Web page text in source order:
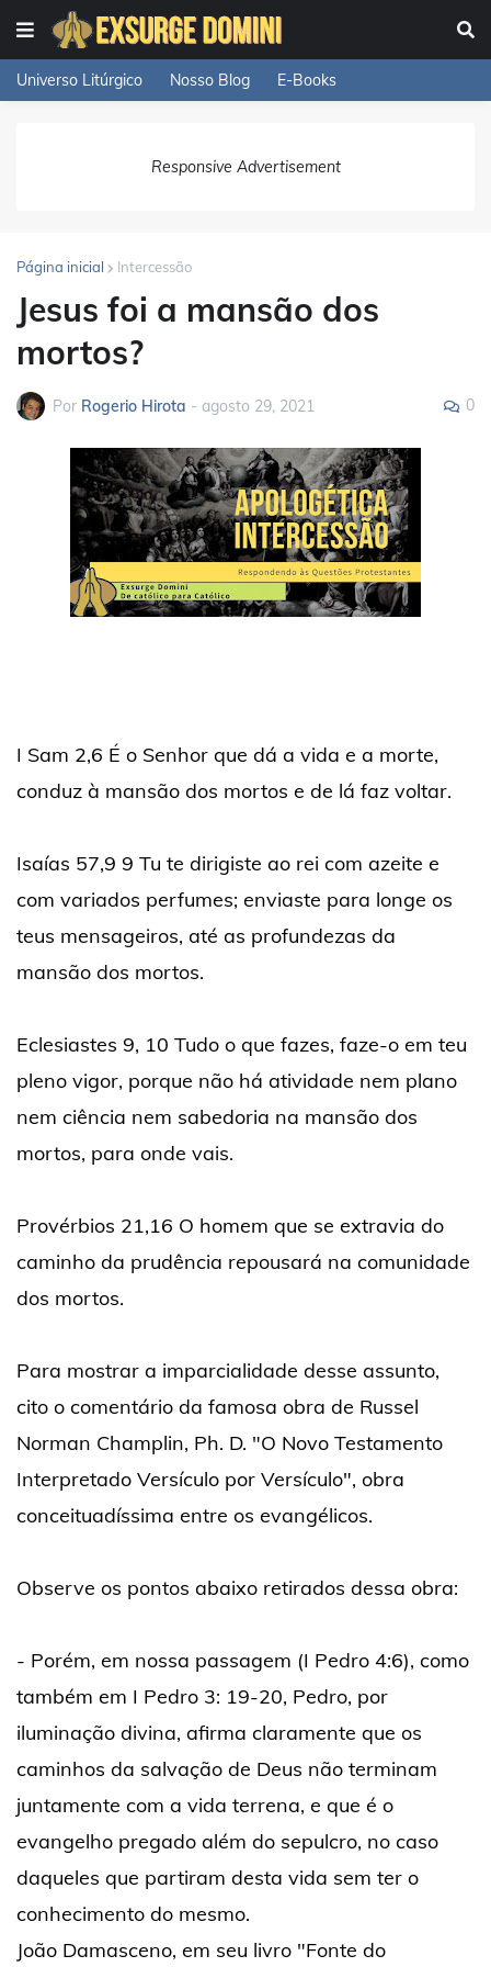
Universo Litúrgico Nosso Blog E-Books
Responsive Advertisement
Página inicial Intercessão
Jesus foi a mansão dos
mortos?
Por Rogerio Hirota - agosto 29, 2021 0
I Sam 2,6 É o Senhor que dá a vida e a morte,
conduz à mansão dos mortos e de lá faz voltar.
Isaías 57,9 9 Tu te dirigiste ao rei com azeite e
com variados perfumes; enviaste para longe os
teus mensageiros, até as profundezas da
mansão dos mortos.
Eclesiastes 9, 10 Tudo o que fazes, faze-o em teu
pleno vigor, porque não há atividade nem plano
nem ciência nem sabedoria na mansão dos
mortos, para onde vais.
Provérbios 21,16 O homem que se extravia do
caminho da prudência repousará na comunidade
dos mortos.
Para mostrar a imparcialidade desse assunto,
cito o comentário da famosa obra de Russel
Norman Champlin, Ph. D. "O Novo Testamento
Interpretado Versículo por Versículo", obra
conceituadíssima entre os evangélicos.
Observe os pontos abaixo retirados dessa obra:
- Porém, em nossa passagem (I Pedro 4:6), como
também em I Pedro 3: 19-20, Pedro, por
iluminação divina, afirma claramente que os
caminhos da salvação de Deus não terminam
juntamente com a vida terrena, e que é o
evangelho pregado além do sepulcro, no caso
daqueles que partiram desta vida sem ter o
conhecimento do mesmo.
João Damasceno, em seu livro "Fonte do